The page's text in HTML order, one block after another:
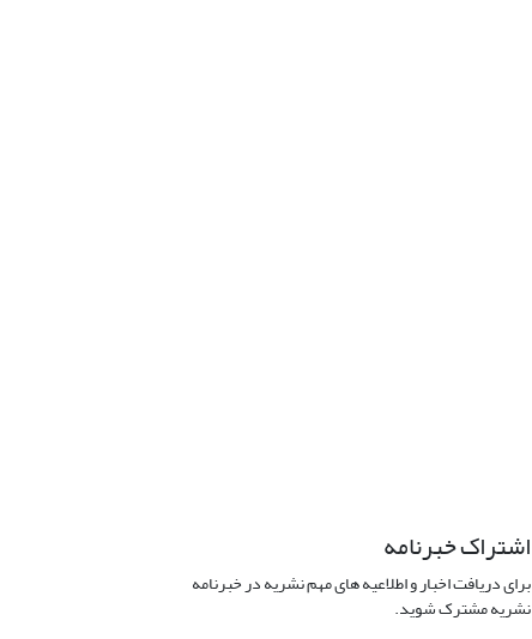
اشتراک خبرنامه
برای دریافت اخبار و اطلاعیه های مهم نشریه در خبرنامه
نشریه مشترک شوید.